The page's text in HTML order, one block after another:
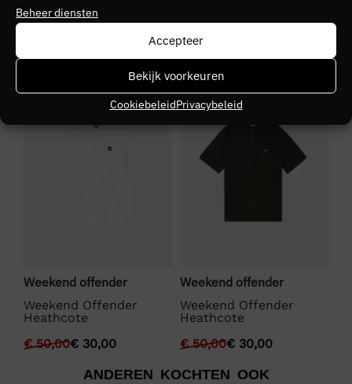
Beheer diensten
Accepteer
Bekijk voorkeuren
CookiebeleidPrivacybeleid
VZ26
Kleurgroep
Black
Weekend offender
Weekend Offender
Heathcote
€50,00€ 30,00
SALE
Weekend offender
Weekend Offender
Heathcote
€50,00€ 30,00
ANDEREN KOCHTEN OOK